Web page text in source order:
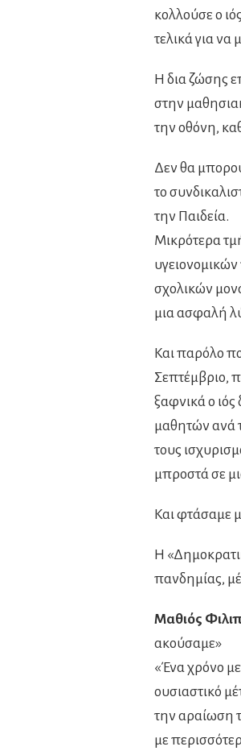
κολλούσε ο
τελικά για
Η δια ζώσης
στην
την οθόνη,
Δεν θα
το
την Παιδεία.
Μικρότερα
σχολικών
μια ασφαλή
Και παρόλο
Σεπτέμβριο,
ξαφνικά ο ιός
μαθητών ανά
τους
μπροστά σε
Και φτάσαμε
Η
πανδημίας,
Μαθιός
ακούσαμε»
«Ένα χρόνο
ουσιαστικό
την αραίωση
με